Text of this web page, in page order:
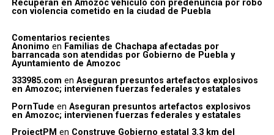
Recuperan en Amozoc vehículo con predenuncia por robo
con violencia cometido en la ciudad de Puebla
Comentarios recientes
Anonimo en Familias de Chachapa afectadas por
barrancada son atendidas por Gobierno de Puebla y
Ayuntamiento de Amozoc
333985.com en Aseguran presuntos artefactos explosivos
en Amozoc; intervienen fuerzas federales y estatales
PornTude en Aseguran presuntos artefactos explosivos
en Amozoc; intervienen fuerzas federales y estatales
ProjectPM en Construye Gobierno estatal 3.3 km del